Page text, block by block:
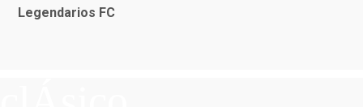
Legendarios FC